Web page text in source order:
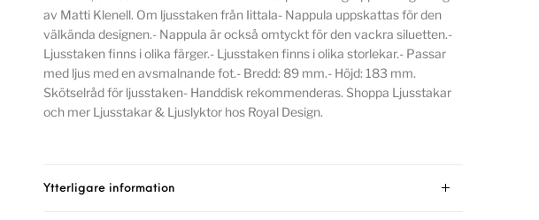
av Matti Klenell. Om ljusstaken från Iittala- Nappula uppskattas för den
välkända designen.- Nappula är också omtyckt för den vackra siluetten.-
Ljusstaken finns i olika färger.- Ljusstaken finns i olika storlekar.- Passar
med ljus med en avsmalnande fot.- Bredd: 89 mm.- Höjd: 183 mm.
Skötselråd för ljusstaken- Handdisk rekommenderas. Shoppa Ljusstakar
och mer Ljusstakar & Ljuslyktor hos Royal Design.
Ytterligare information